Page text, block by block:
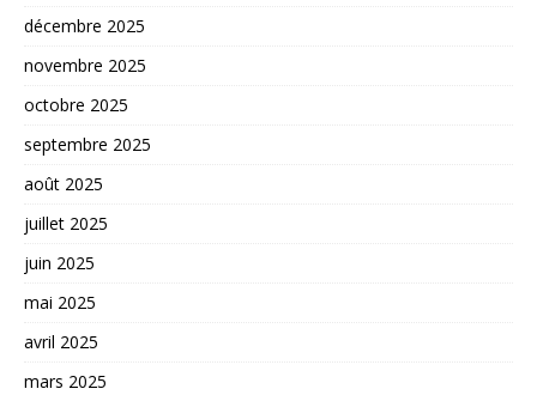
décembre 2025
novembre 2025
octobre 2025
septembre 2025
août 2025
juillet 2025
juin 2025
mai 2025
avril 2025
mars 2025